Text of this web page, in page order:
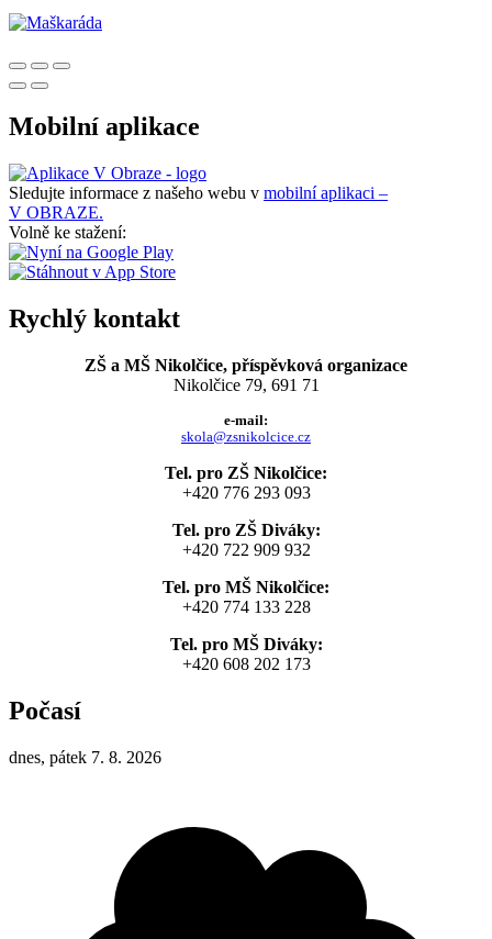
Mobilní aplikace
Sledujte informace z našeho webu v mobilní aplikaci –
V OBRAZE.
Volně ke stažení:
Rychlý kontakt
ZŠ a MŠ Nikolčice, příspěvková organizace
Nikolčice 79, 691 71
e-mail:
skola@zsnikolcice.cz
Tel. pro ZŠ Nikolčice:
+420 776 293 093
Tel. pro ZŠ Diváky:
+420 722 909 932
Tel. pro MŠ Nikolčice:
+420 774 133 228
Tel. pro MŠ Diváky:
+420 608 202 173
Počasí
dnes, pátek 7. 8. 2026